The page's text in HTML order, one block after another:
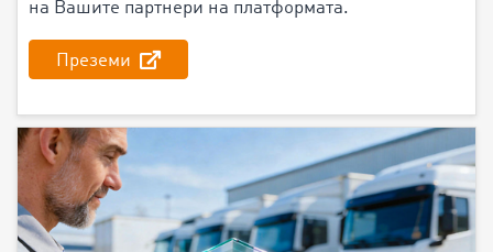
на Вашите партнери на платформата.
Преземи